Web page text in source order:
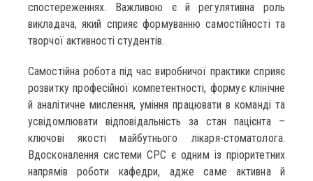
спостереженнях. Важливою є й регулятивна роль
викладача, який сприяє формуванню самостійності та
творчої активності студентів.
Самостійна робота під час виробничої практики сприяє
розвитку професійної компетентності, формує клінічне
й аналітичне мислення, уміння працювати в команді та
усвідомлювати відповідальність за стан пацієнта –
ключові якості майбутнього лікаря-стоматолога.
Вдосконалення системи СРС є одним із пріоритетних
напрямів роботи кафедри, адже саме активна й